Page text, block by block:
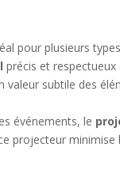
pour plusieurs
précis et
subtile des
événements, le
projecteur